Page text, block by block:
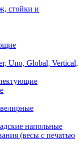
стойки и
Uno, Global, Vertical,
напольные
(весы с печатью